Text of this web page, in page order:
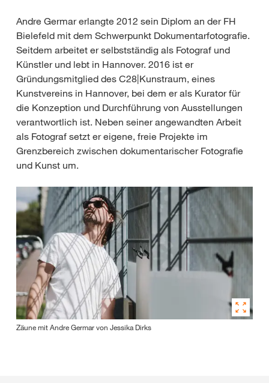
Andre Germar erlangte 2012 sein Diplom an der FH
Bielefeld mit dem Schwerpunkt Dokumentarfotografie.
Seitdem arbeitet er selbstständig als Fotograf und
Künstler und lebt in Hannover. 2016 ist er
Gründungsmitglied des C28|Kunstraum, eines
Kunstvereins in Hannover, bei dem er als Kurator für
die Konzeption und Durchführung von Ausstellungen
verantwortlich ist. Neben seiner angewandten Arbeit
als Fotograf setzt er eigene, freie Projekte im
Grenzbereich zwischen dokumentarischer Fotografie
und Kunst um.
Zäune mit Andre Germar von Jessika Dirks